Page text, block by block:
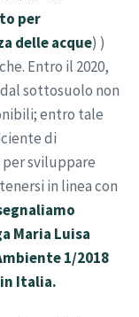
per
delle acque) )
Entro il 2020,
sottosuolo non
entro tale
di
sviluppare
in linea con
Maria Luisa
1/2018
Italia.